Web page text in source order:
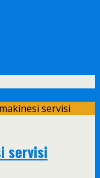
servisi
servisi